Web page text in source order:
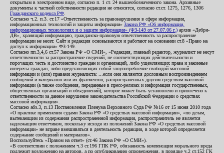
открытым в электронном виде, согласно п. 1 ст. 24 вышеобозначенного закона. Архивные
документы к частной собственности редакции не относятся, согласно ст.ст. 1275, 1276, 1306
Гражданского кодекса РФ
Согласно ч.2. п.3. ст.17 «Ответственность за правонарушения в сфере информации,
информационных технологий и защиты информации» Закона РФ «Об информации,
информационных технологиях и о защите информации» (ФЗ-149 от 27.07.06 г.) архив «Дебри-
ДВ», хранящий информацию, гражданско-правовую ответственность за распространение
информации не несет. Сайт и редакция основываются и работают на основании ст.8 «Право на
доступ к информации» ФЗ-149.
Согласно пп.3,4,6 ст.57 Закона РФ «О СМИ», «Редакция, главный редактор, журналист не несут
ответственности за распространение сведений, не соответствующих действительности и
порочащих честь и достоинство граждан и организаций, либо ущемляющих права и законные
интересы граждан, либо представляющих собой злоупотребление свободой массовой
информации и (или) правами журналиста: ...если они являются дословным воспроизведением
сообщений и материалов или их фрагментов, распространенных другим средством массовой
информации (а также сообщения, переданные в пресс-релизах и информация государственных,
общественных организаций и объединений), которое может быть установлено и привлечено к
ответственности за данное нарушение законодательства Российской Федерации о средствах
массовой информации».
Согласно абз.3, п.13 Постановления Пленума Верховного Суда РФ №16 от 15 июня 2010 года
«О практике применения судами Закона РФ «О средствах массовой информации», «по делам,
вытекающим из содержания распространенной информации, распространитель не является
надлежащим ответчиком, поскольку исходя из положений Закона РФ «О средствах массовой
информации» не вправе вмешиваться в деятельность редакции, в ходе которой определяется
содержание сообщений и материалов».
Воспользуйтесь «Правом на ответ» (ст.46 Закона РФ «О СМИ»).
«В соответствии с положением ч.3 ст.196 ГПК РФ, обязанность компенсации морального вреда
подлежит возложению на авторов, а по опубликованию опровержения, в порядке ч.2 ст.152 ГК